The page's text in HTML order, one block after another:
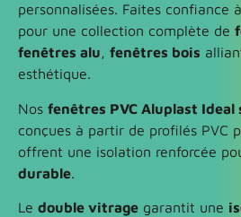
personnalisées. Faites confiance
pour une collection complète de
fenêtres alu, fenêtres bois
esthétique.
Nos fenêtres PVC Aluplast
conçues à partir de profilés PVC
offrent une isolation renforcée
durable.
Le double vitrage garantit une